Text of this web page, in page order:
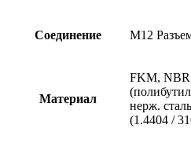
Соединение M12
Материал
FKM,
нерж.
(1.4404 /